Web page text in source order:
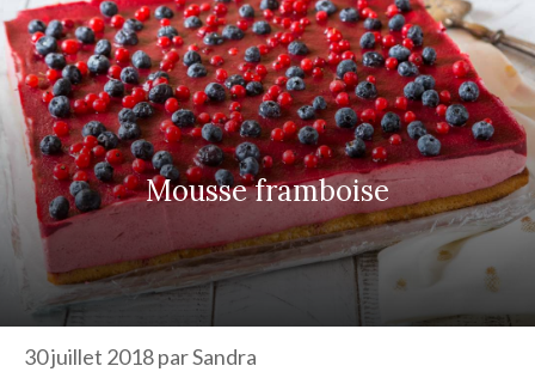
c
h
e
Mousse framboise
30 juillet 2018parSandra